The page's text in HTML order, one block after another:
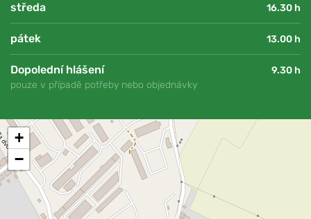
středa 16.30 h
pátek 13.00 h
Dopolední hlášení
9.30 h
pouze v případě potřeby nebo objednávky
+
−